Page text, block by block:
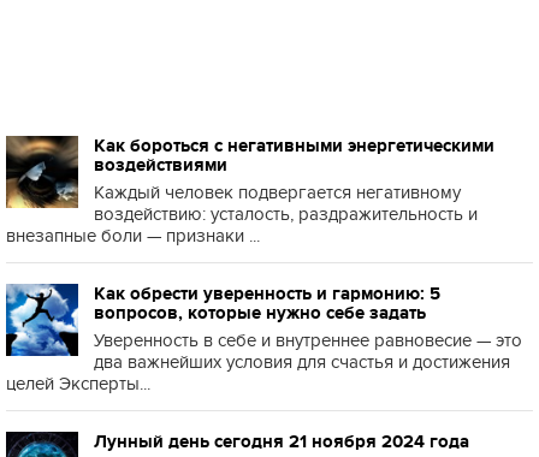
Как бороться с негативными энергетическими
воздействиями
Каждый человек подвергается негативному
воздействию: усталость, раздражительность и
внезапные боли — признаки ...
Как обрести уверенность и гармонию: 5
вопросов, которые нужно себе задать
Уверенность в себе и внутреннее равновесие — это
два важнейших условия для счастья и достижения
целей Эксперты...
Лунный день сегодня 21 ноября 2024 года